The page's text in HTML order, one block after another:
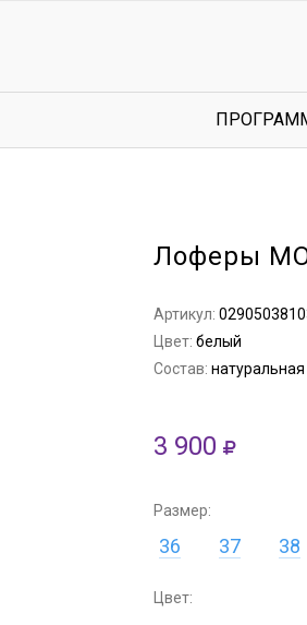
Лоферы
Артикул:
Цвет:белый
Состав:
3 900
Размер:
36 37 38
Цвет: